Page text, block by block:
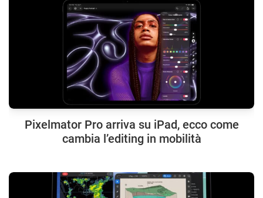
Pixelmator Pro arriva su iPad, ecco come
cambia l’editing in mobilità